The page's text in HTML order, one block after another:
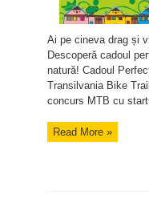
Ai pe cineva drag și
Descoperă cadoul
natură! Cadoul
Transilvania Bike
concurs MTB cu
Read More »